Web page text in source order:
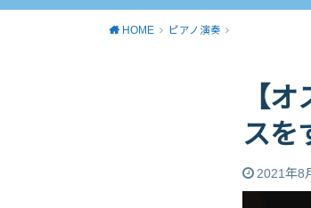
HOME ピアノ演奏
【
スを
2021年8